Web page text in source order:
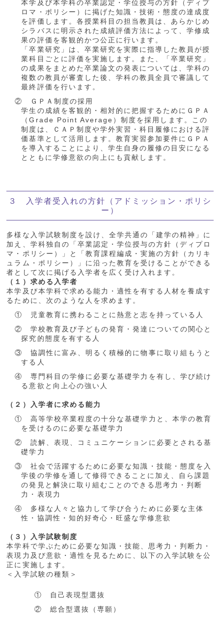
本学及び本学科の卒業認定・学位授与の方針（ディプ
ロマ・ポリシー）に掲げた知識・技術・態度の達成度
を評価します。各授業科目の担当教員は、あらかじめ
シラバスに明示された成績評価方法によって、学修成
果の評価を客観的かつ公正に行います。
「卒業研究」は、卒業研究を実際に指導した教員が授
業科目ごとに評価を実施します。また、「卒業研究」
の成果をまとめた卒業論文の発表については、学科の
複数の教員が審査した後、学科の教員全員で審議して
最終評価を行います。
② ＧＰＡ制度の採用
学生の成績を客観的・相対的に把握するためにＧＰＡ
（Grade Point Average）制度を採用します。この
制度は、ＣＡＰ制度や学外実習・科目履修における評
価基準として活用します。教育実習参加要件にＧＰＡ
を導入することにより、学生自身の履修の目安になる
とともに学修意欲の向上にも貢献します。
３ 入学者受入れの方針（アドミッション・ポリシ
ー）
多様な入学試験制度を設け、全学共通の「建学の精神」に
加え、学科独自の「卒業認定・学位授与の方針（ディプロ
マ・ポリシー）」と「教育課程編成・実施の方針（カリキ
ュラム・ポリシー）」に沿った教育を受けることができる
者として次に掲げる入学者を広く受け入れます。
（１）求める入学者
本学及び本学科で求める能力・適性を有する人材を養成す
るために、次のような人を求めます。
① 児童教育に携わることに熱意と志を持っている人
② 学校教育及び子どもの発育・発達についての関心と
探究的態度を有する人
③ 協調性に富み、明るく積極的に物事に取り組もうと
する人
④ 専門科目の学修に必要な基礎学力を有し、学び続け
る意欲と向上心の強い人
（２）入学者に求める能力
① 高等学校卒業程度の十分な基礎学力と、本学の教育
を受けるのに必要な基礎学力
② 読解、表現、コミュニケーションに必要とされる基
礎学力
③ 社会で活躍するために必要な知識・技能・態度を入
学後の学修を通して修得できることに加え、自ら課題
の発見と解決に取り組むことのできる思考力・判断
力・表現力
④ 多様な人々と協力して学び合うために必要な主体
性・協調性・知的好奇心・旺盛な学修意欲
（３）入学試験制度
本学科で学ぶために必要な知識・技能、思考力・判断力・
表現力及び意欲・適性を見るために、以下の入学試験を公
正に実施します。
＜入学試験の種類＞
① 自己表現型選抜
② 総合型選抜（専願）